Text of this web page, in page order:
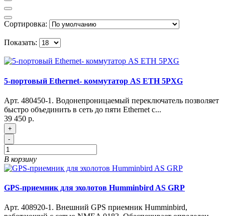
Сортировка:
Показать:
5-портовый Ethernet- коммутатор AS ETH 5PXG
Арт. 480450-1. Водонепроницаемый переключатель позволяет
быстро объединить в сеть до пяти Ethernet с...
39 450 р.
+
-
В корзину
GPS-приемник для эхолотов Humminbird AS GRP
Арт. 408920-1. Внешний GPS приемник Humminbird,